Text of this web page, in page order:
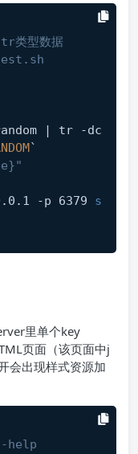
类型数据
`
-p 6379
s
里单个key
页面（该页面中j
会出现样式资源加
help